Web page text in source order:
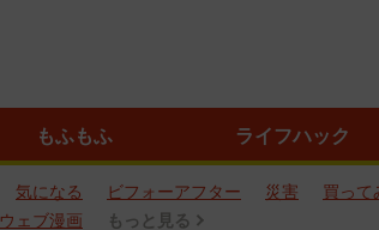
もふもふ ライフハック
気になる ビフォーアフター 災害 買って
ウェブ漫画 もっと見る